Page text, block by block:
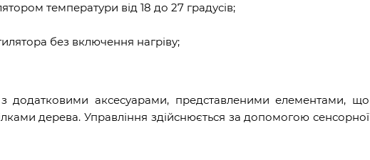
температури від 18 до 27 градусів;
без включення нагріву;
додатковими аксесуарами, представленими елементами, що
дерева. Управління здійснюється за допомогою сенсорної